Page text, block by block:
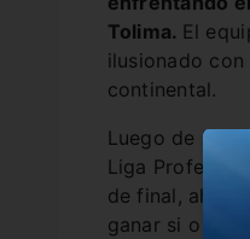
Tolima. El
ilusionado
continental.
Luego de
Liga
de final, ahora
ganar si o si.